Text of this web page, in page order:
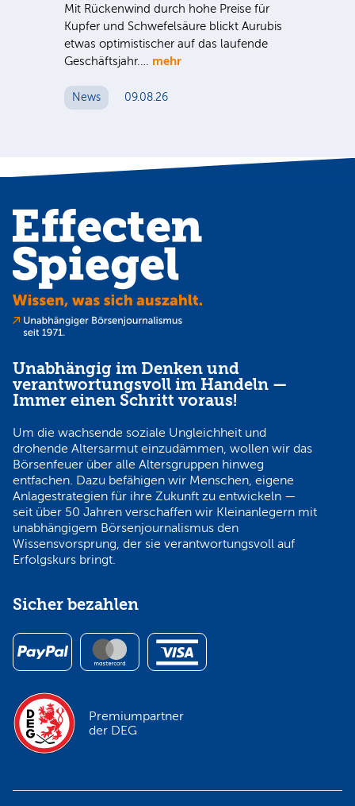
Mit Rückenwind durch hohe Preise für
Kupfer und Schwefelsäure blickt Aurubis
etwas optimistischer auf das laufende
Geschäftsjahr.… mehr
News 09.08.26
Unabhängig im Denken und
verantwortungsvoll im Handeln —
Immer einen Schritt voraus!
Um die wachsende soziale Ungleichheit und
drohende Altersarmut einzudämmen, wollen wir das
Börsenfeuer über alle Altersgruppen hinweg
entfachen. Dazu befähigen wir Menschen, eigene
Anlagestrategien für ihre Zukunft zu entwickeln —
seit über 50 Jahren verschaffen wir Kleinanlegern mit
unabhängigem Börsenjournalismus den
Wissensvorsprung, der sie verantwortungsvoll auf
Erfolgskurs bringt.
Sicher bezahlen
Premiumpartner
der DEG